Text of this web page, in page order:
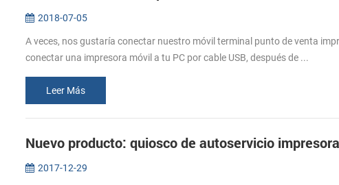
2018-07-05
A veces, nos gustaría conectar nuestro móvil terminal punto de venta
conectar una impresora móvil a tu PC por cable USB, después de ...
Leer Más
Nuevo producto: quiosco de autoservicio
2017-12-29